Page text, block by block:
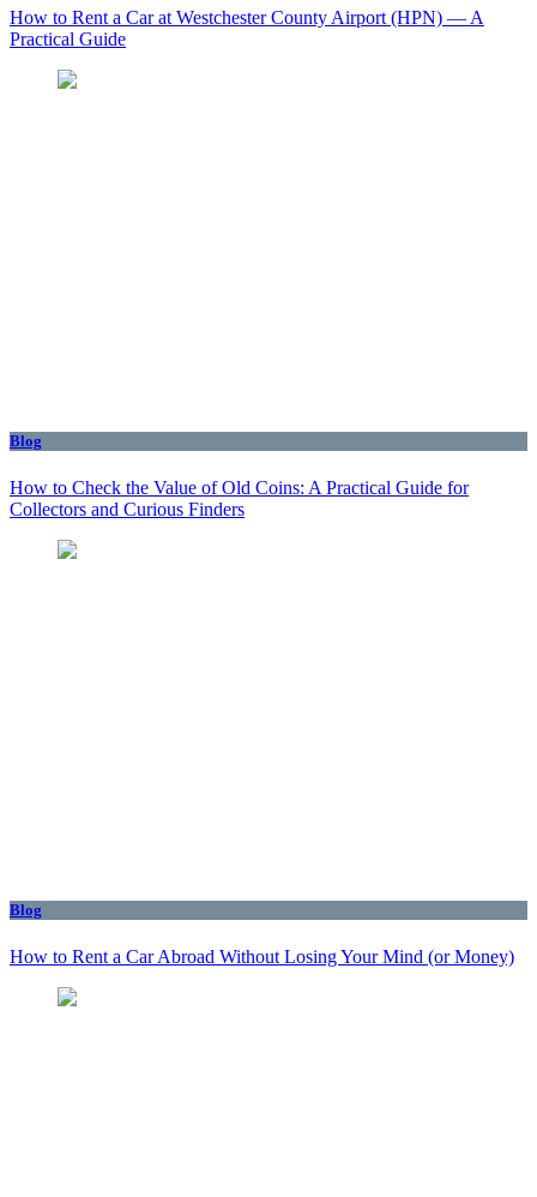
How to Rent a Car at Westchester County Airport (HPN) — A
Practical Guide
Blog
How to Check the Value of Old Coins: A Practical Guide for
Collectors and Curious Finders
Blog
How to Rent a Car Abroad Without Losing Your Mind (or Money)